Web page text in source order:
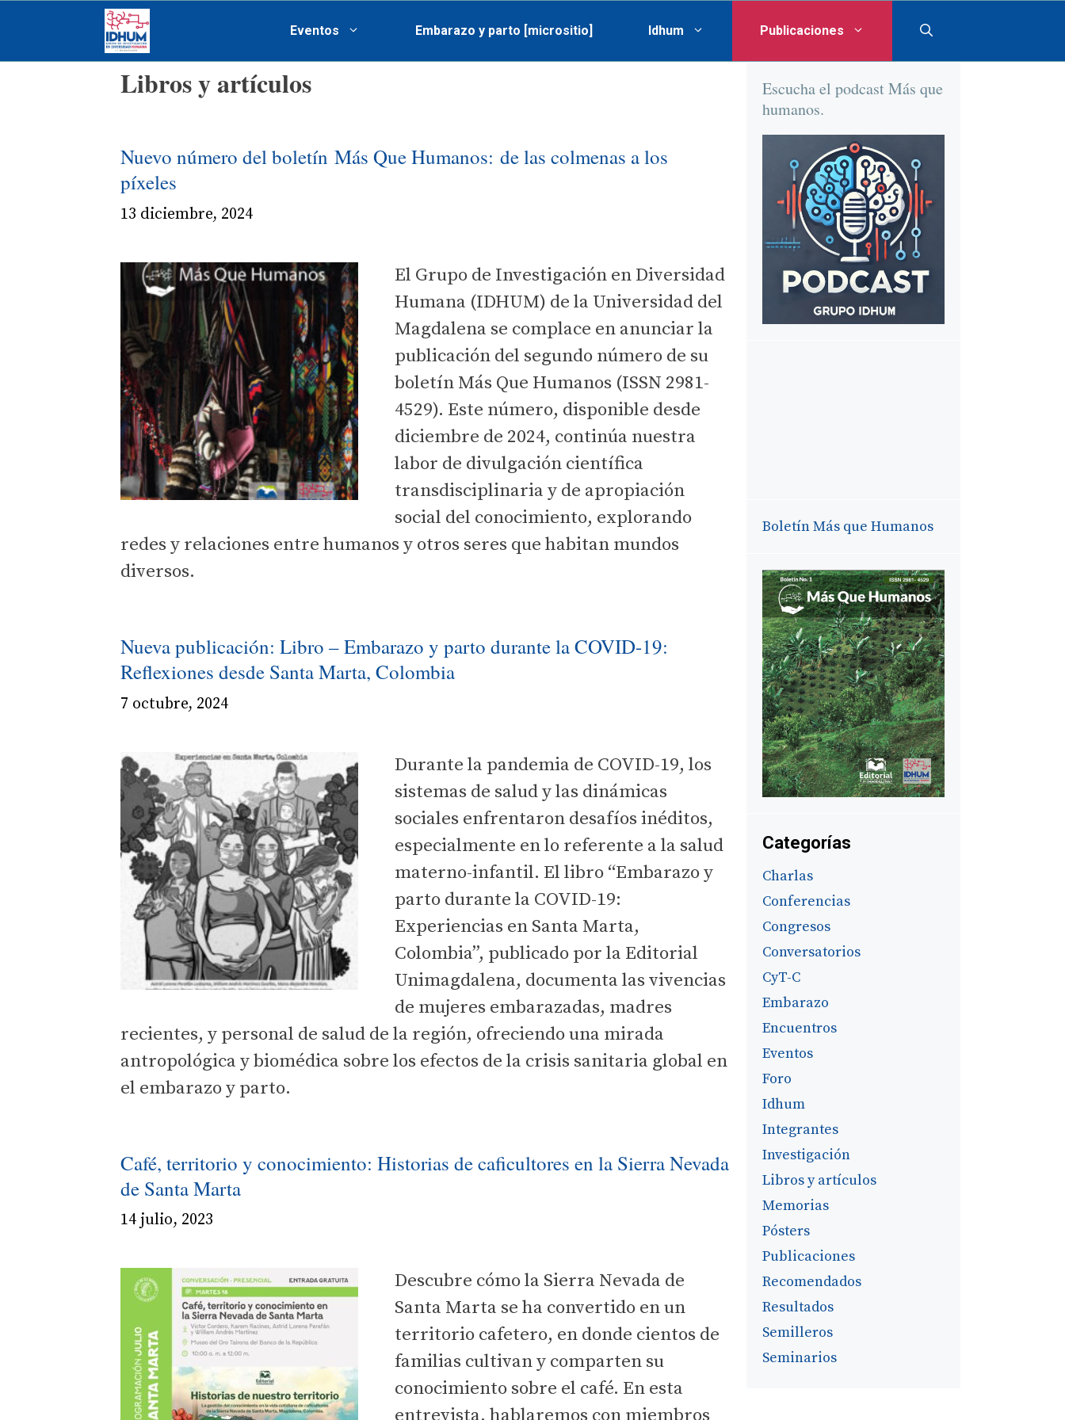
contenido
Eventos Embarazo y parto [micrositio] Idhum Publicaciones
Libros y artículos
Nuevo número del boletín Más Que Humanos: de las colmenas a los
píxeles
13 diciembre, 2024
El Grupo de Investigación en Diversidad
Humana (IDHUM) de la Universidad del
Magdalena se complace en anunciar la
publicación del segundo número de su
boletín Más Que Humanos (ISSN 2981-
4529). Este número, disponible desde
diciembre de 2024, continúa nuestra
labor de divulgación científica
transdisciplinaria y de apropiación
social del conocimiento, explorando
redes y relaciones entre humanos y otros seres que habitan mundos
diversos.
Nueva publicación: Libro – Embarazo y parto durante la COVID-19:
Reflexiones desde Santa Marta, Colombia
7 octubre, 2024
Durante la pandemia de COVID-19, los
sistemas de salud y las dinámicas
sociales enfrentaron desafíos inéditos,
especialmente en lo referente a la salud
materno-infantil. El libro “Embarazo y
parto durante la COVID-19:
Experiencias en Santa Marta,
Colombia”, publicado por la Editorial
Unimagdalena, documenta las vivencias
de mujeres embarazadas, madres
recientes, y personal de salud de la región, ofreciendo una mirada
antropológica y biomédica sobre los efectos de la crisis sanitaria global en
el embarazo y parto.
Café, territorio y conocimiento: Historias de caficultores en la Sierra Nevada
de Santa Marta
14 julio, 2023
Descubre cómo la Sierra Nevada de
Santa Marta se ha convertido en un
territorio cafetero, en donde cientos de
familias cultivan y comparten su
conocimiento sobre el café. En esta
Escucha el podcast Más que
humanos.
Boletín Más que Humanos
Categorías
Charlas
Conferencias
Congresos
Conversatorios
CyT-C
Embarazo
Encuentros
Eventos
Foro
Idhum
Integrantes
Investigación
Libros y artículos
Memorias
Pósters
Publicaciones
Recomendados
Resultados
Semilleros
Seminarios